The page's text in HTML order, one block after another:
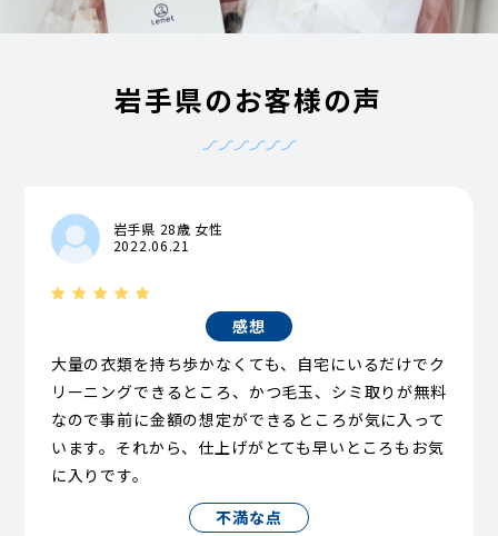
岩手県のお客様の声
岩手県 28歳 女性
2022.06.21
感想
大量の衣類を持ち歩かなくても、自宅にいるだけでク
リーニングできるところ、かつ毛玉、シミ取りが無料
なので事前に金額の想定ができるところが気に入って
います。それから、仕上げがとても早いところもお気
に入りです。
不満な点